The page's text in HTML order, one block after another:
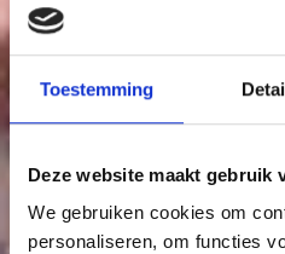
Toestemming
Deze website maakt gebruik
We gebruiken cookies om
personaliseren, om functies